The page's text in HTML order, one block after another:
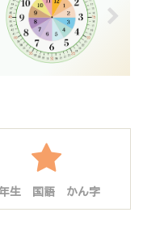
生 国語 かん字